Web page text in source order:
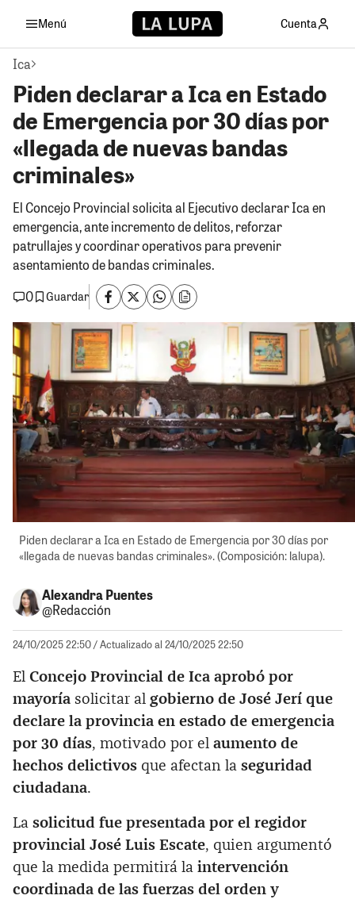
Menú Cuenta
Ica
Piden declarar a Ica en Estado
de Emergencia por 30 días por
«llegada de nuevas bandas
criminales»
El Concejo Provincial solicita al Ejecutivo declarar Ica en
emergencia, ante incremento de delitos, reforzar
patrullajes y coordinar operativos para prevenir
asentamiento de bandas criminales.
0
Guardar
Piden declarar a Ica en Estado de Emergencia por 30 días por
«llegada de nuevas bandas criminales». (Composición: lalupa).
Alexandra Puentes
@Redacción
24/10/2025 22:50/ Actualizado al 24/10/2025 22:50
El Concejo Provincial de Ica aprobó por
mayoría solicitar al gobierno de José Jerí que
declare la provincia en estado de emergencia
por 30 días, motivado por el aumento de
hechos delictivos que afectan la seguridad
ciudadana.
La solicitud fue presentada por el regidor
provincial José Luis Escate, quien argumentó
que la medida permitirá la intervención
coordinada de las fuerzas del orden y